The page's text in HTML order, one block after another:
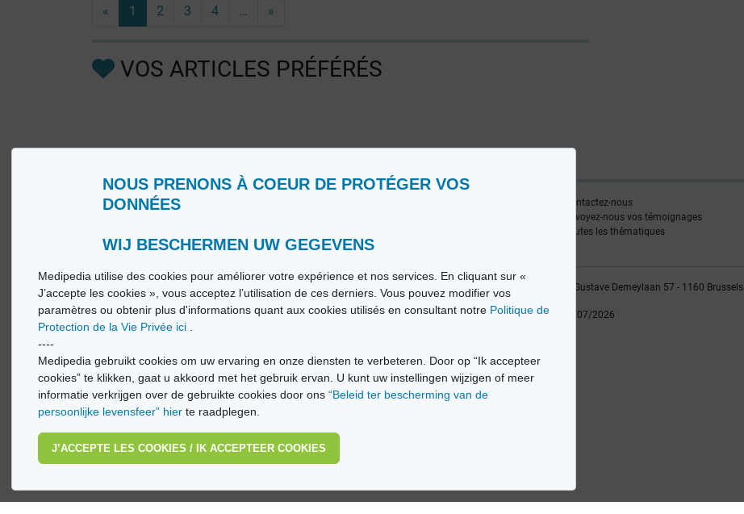
NOUS PRENONS À COEUR DE PROTÉGER VOS
DONNÉES
WIJ BESCHERMEN UW GEGEVENS
Medipedia utilise des cookies pour améliorer votre expérience et nos services. En cliquant sur «
J’accepte les cookies », vous acceptez l’utilisation de ces derniers. Vous pouvez modifier vos
paramètres ou obtenir plus d'informations quant aux cookies utilisés en consultant notre Politique de
Protection de la Vie Privée ici .
----
Medipedia gebruikt cookies om uw ervaring en onze diensten te verbeteren. Door op “Ik accepteer
cookies” te klikken, gaat u akkoord met het gebruik ervan. U kunt uw instellingen wijzigen of meer
informatie verkrijgen over de gebruikte cookies door ons“Beleid ter bescherming van de
persoonlijke levensfeer” hier te raadplegen.
J’ACCEPTE LES COOKIES / IK ACCEPTEER COOKIES
« 1 2 3 4 … »
VOS ARTICLES PRÉFÉRÉS
Qui sommes nous ?
Contactez-nous
Envoyez-nous vos témoignages
Toutes les thématiques
© Vivio sa, 2014-2026 - Tous droits réservés | Avenue Gustave Demeylaan 57 - 1160 Brussels
Dernière mise à jour: 22/07/2026